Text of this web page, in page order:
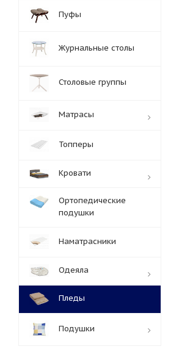
Пуфы
Журнальные столы
Столовые группы
Матрасы
Топперы
Кровати
Ортопедические
подушки
Наматрасники
Одеяла
Пледы
Подушки